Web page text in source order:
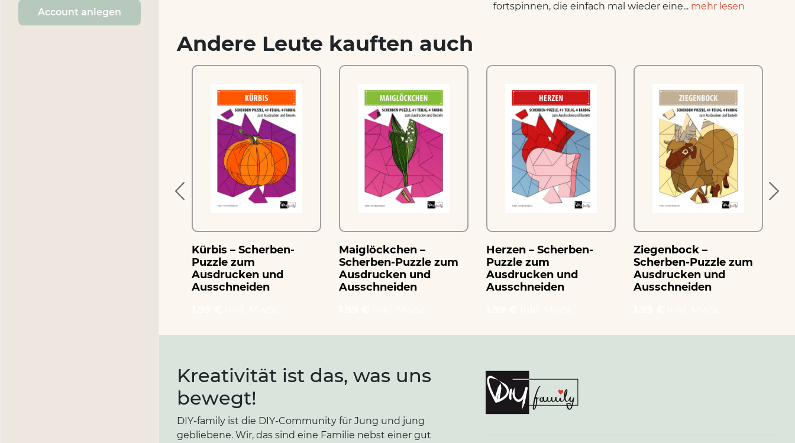
Account anlegen
fortspinnen, die einfach mal wieder eine... mehr lesen
Andere Leute kauften auch
Kürbis – Scherben-
Puzzle zum
Ausdrucken und
Ausschneiden
Maiglöckchen –
Scherben-Puzzle zum
Ausdrucken und
Ausschneiden
Herzen – Scherben-
Puzzle zum
Ausdrucken und
Ausschneiden
Ziegenbock –
Scherben-Puzzle zum
Ausdrucken und
Ausschneiden
Kreativität ist das, was uns
bewegt!
DIY-family ist die DIY-Community für Jung und jung
gebliebene. Wir, das sind eine Familie nebst einer gut